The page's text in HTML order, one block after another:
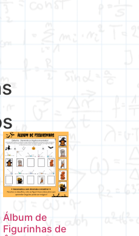
Álbum de
Figurinhas de